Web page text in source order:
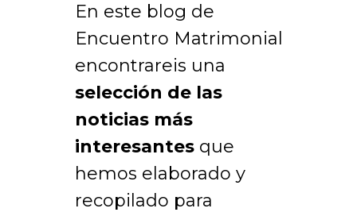
En este blog de
Encuentro Matrimonial
encontrareis una
selección de las
noticias más
interesantes que
hemos elaborado y
recopilado para